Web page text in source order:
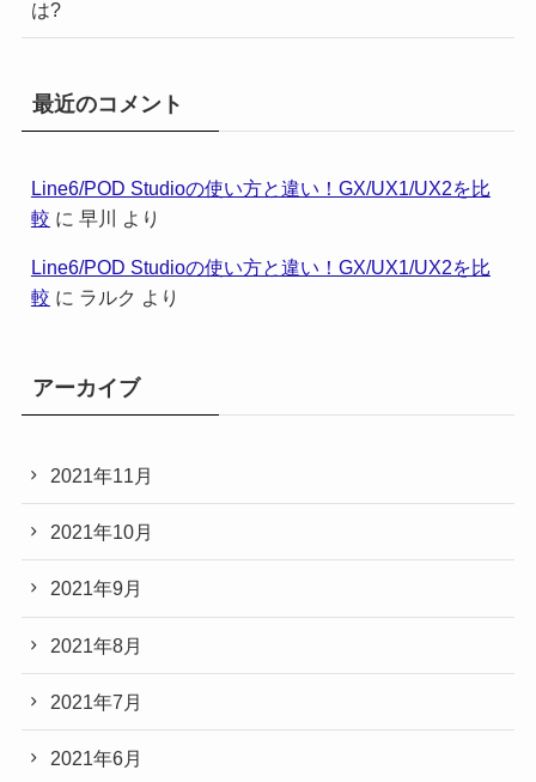
は?
最近のコメント
Line6/POD Studioの使い方と違い！GX/UX1/UX2を比
較 に 早川 より
Line6/POD Studioの使い方と違い！GX/UX1/UX2を比
較 に ラルク より
アーカイブ
2021年11月
2021年10月
2021年9月
2021年8月
2021年7月
2021年6月